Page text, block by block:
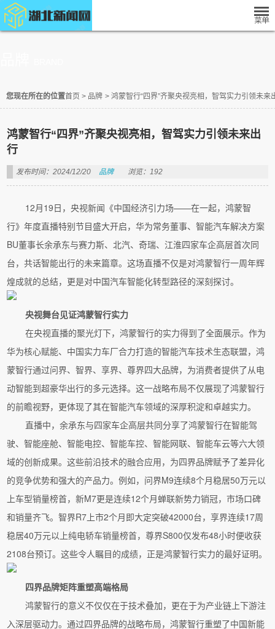
您现在所在的位置首页 > 品牌 > 鸿蒙智行“四界”齐聚央视亮相，智驾实力引领未来
鸿蒙智行“四界”齐聚央视亮相，智驾实力引领未来出
行
发布时间：2024/12/20 品牌 浏览：192
12月19日，央视新闻《中国经济引力场——在一起，鸿蒙智
行》年度直播特别节目盛大开启，华为常务董事、智能汽车解决方案
BU董事长余承东与赛力斯、北汽、奇瑞、江淮四家车企高层首次同
台，共话智能出行的未来篇章。这场直播不仅是对鸿蒙智行一周年辉
煌成就的总结，更是对中国汽车智能化转型路径的深刻探讨。
央视舞台见证鸿蒙智行实力
在央视直播的聚光灯下，鸿蒙智行的实力得到了全面展示。作为
华为核心赋能、中国实力车厂合力打造的智能汽车技术生态联盟，鸿
蒙智行通过问界、智界、享界、尊界四大品牌，为消费者提供了从电
动智能到超豪华出行的多元选择。这一战略布局不仅展现了鸿蒙智行
的前瞻视野，更体现了其在智能汽车领域的深厚积淀和卓越实力。
直播中，余承东与四家车企高层共同分享了鸿蒙智行在智能驾
驶、智能座舱、智能电控、智能车控、智能网联、智能车云等六大领
域的创新成果。这些前沿技术的融合应用，为四界品牌赋予了差异化
的竞争优势和强大的产品力。例如，问界M9连续8个月稳居50万元以
上车型销量榜首，新M7更是连续12个月蝉联新势力销冠，市场口碑
和销量齐飞。智界R7上市2个月即大定突破42000台，享界连续17周
稳居40万元以上纯电轿车销量榜首，尊界S800仅发布48小时便收获
2108台预订。这些令人瞩目的成绩，正是鸿蒙智行实力的最好证明。
四界品牌矩阵重塑高端格局
鸿蒙智行的意义不仅仅在于技术叠加，更在于为产业链上下游注
入深层驱动力。通过四界品牌的战略布局，鸿蒙智行重塑了中国新能